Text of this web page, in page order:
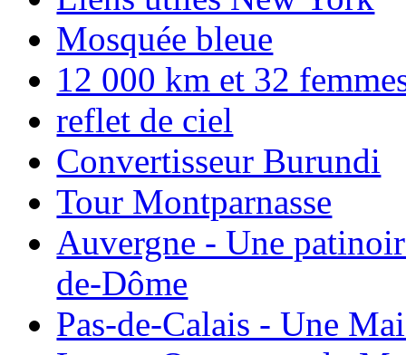
Mosquée bleue
12 000 km et 32
reflet de ciel
Convertisseur Burundi
Tour Montparnasse
Auvergne - Une
de-Dôme
Pas-de-Calais - Une